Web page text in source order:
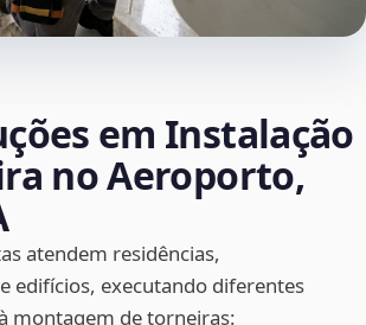
em Instalação
no Aeroporto,
atendem residências,
edifícios, executando diferentes
montagem de torneiras: